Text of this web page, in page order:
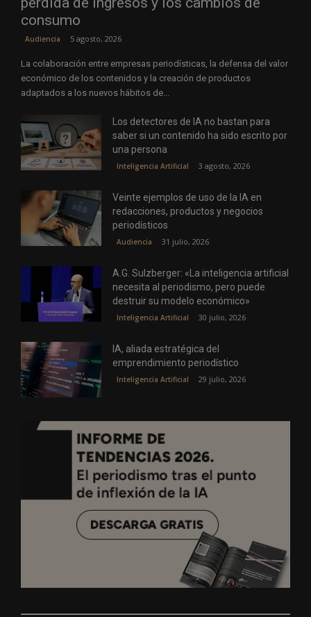
consumo
Audiencia 5 agosto, 2026
La colaboración entre empresas periodísticas, la defensa del valor
económico de los contenidos y la creación de productos
adaptados a los nuevos hábitos de...
Los detectores de IA no bastan para
saber si un contenido ha sido escrito por
una persona
Inteligencia Artificial 3 agosto, 2026
Veinte ejemplos de uso de la IA en
redacciones, productos y negocios
periodísticos
Audiencia 31 julio, 2026
A.G. Sulzberger: «La inteligencia artificial
necesita al periodismo, pero puede
destruir su modelo económico»
Inteligencia Artificial 30 julio, 2026
IA, aliada estratégica del
emprendimiento periodístico
Inteligencia Artificial 29 julio, 2026